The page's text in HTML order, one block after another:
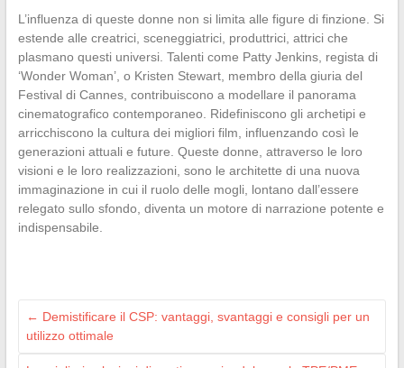
L’influenza di queste donne non si limita alle figure di finzione. Si
estende alle creatrici, sceneggiatrici, produttrici, attrici che
plasmano questi universi. Talenti come Patty Jenkins, regista di
‘Wonder Woman’, o Kristen Stewart, membro della giuria del
Festival di Cannes, contribuiscono a modellare il panorama
cinematografico contemporaneo. Ridefiniscono gli archetipi e
arricchiscono la cultura dei migliori film, influenzando così le
generazioni attuali e future. Queste donne, attraverso le loro
visioni e le loro realizzazioni, sono le architette di una nuova
immaginazione in cui il ruolo delle mogli, lontano dall’essere
relegato sullo sfondo, diventa un motore di narrazione potente e
indispensabile.
← Demistificare il CSP: vantaggi, svantaggi e consigli per un
utilizzo ottimale